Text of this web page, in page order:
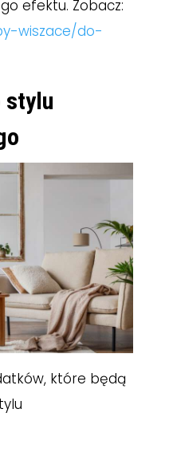
efektu. Zobacz:
wiszace/do-
stylu
które będą